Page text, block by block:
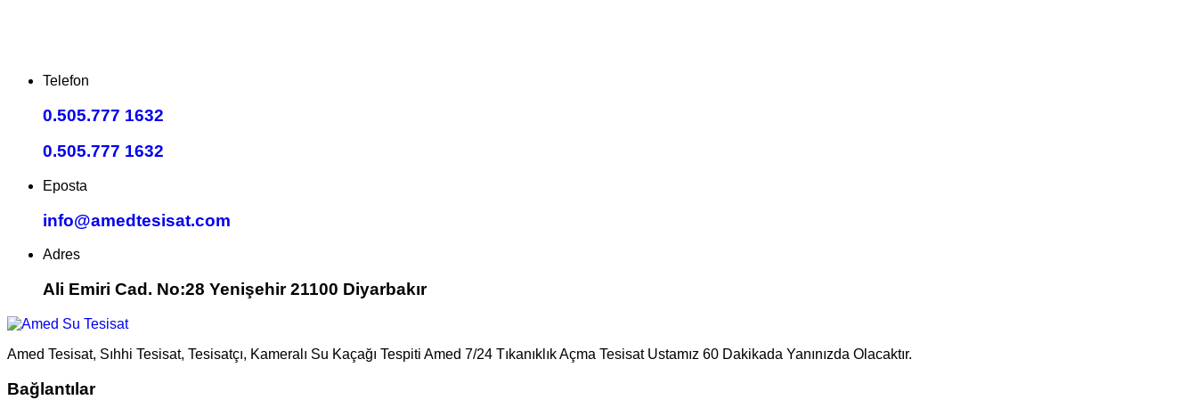
Telefon
0.505.777 1632
0.505.777 1632
Eposta
info@amedtesisat.com
Adres
Ali Emiri Cad. No:28 Yenişehir 21100 Diyarbakır
Amed Tesisat, Sıhhi Tesisat, Tesisatçı, Kameralı Su Kaçağı Tespiti Amed 7/24 Tıkanıklık Açma Tesisat Ustamız 60 Dakikada Yanınızda Olacaktır.
Bağlantılar